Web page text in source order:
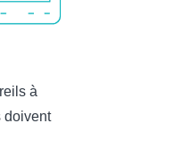
à
doivent